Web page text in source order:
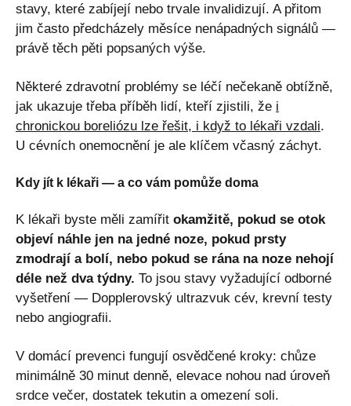
stavy, které zabíjejí nebo trvale invalidizují. A přitom
jim často předcházely měsíce nenápadných signálů —
právě těch pěti popsaných výše.
Některé zdravotní problémy se léčí nečekaně obtížně,
jak ukazuje třeba příběh lidí, kteří zjistili, že i
chronickou boreliózu lze řešit, i když to lékaři vzdali.
U cévních onemocnění je ale klíčem včasný záchyt.
Kdy jít k lékaři — a co vám pomůže doma
K lékaři byste měli zamířit okamžitě, pokud se otok
objeví náhle jen na jedné noze, pokud prsty
zmodrají a bolí, nebo pokud se rána na noze nehojí
déle než dva týdny. To jsou stavy vyžadující odborné
vyšetření — Dopplerovský ultrazvuk cév, krevní testy
nebo angiografii.
V domácí prevenci fungují osvědčené kroky: chůze
minimálně 30 minut denně, elevace nohou nad úroveň
srdce večer, dostatek tekutin a omezení soli.